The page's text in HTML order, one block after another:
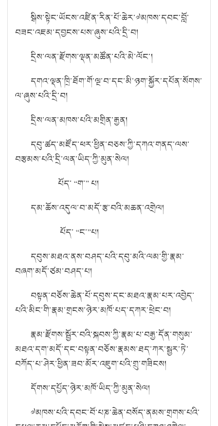
སྒིས་སྟེང་ཡོངས་འཛིན་རིན་པོ་ཆེར་༧མཁས་དབང་བློ་
བཟང་འཇམ་དབྱངས་པས་ཞུས་པའི་དྲི་བ།
དྲིས་ལན་རྫོགས་ལྡན་མཚོན་པའི་མེ་ལོང་།
དགའ་ལྡན་ཁྲི་ཐོག་གོ་ལྔ་བ་དང་མི་ཉག་སྐྱོར་དཔོན་སོགས་
ལ་ཞུས་པའི་དྲི་བ།
དྲིས་ལན་མཁས་པའི་མགྲིན་རྒྱན།
དབུ་ཚད་མཛོད་ཕར་ཕྱིན་བཅས་ཀྱི་དཀའ་གནད་ལས་
བརྩམས་པའི་དྲི་ལན་ཡིད་ཀྱི་མུན་སེལ།
པོད་ “ག་” པ།
དམ་ཆོས་འདུལ་བ་མདོ་རྩ་བའི་མཆན་འགྲེལ།
པོད་ “ང་”པ།
དབུས་མཐའ་ནས་བཤད་པའི་དབུ་མའི་ལམ་གྱི་རྣམ་
བཞག་མདོ་ཙམ་བཤད་པ།
བསྟན་བཅོས་ཆེན་པོ་དབུས་དང་མཐའ་རྣམ་པར་འབྱེད་
པའི་མིང་གི་རྣམ་གྲངས་ཉེར་མཁོ་པད་དཀར་ཕྲེང་བ།
རྣམ་རྫོགས་སྦྱོར་བའི་སྐབས་ཀྱི་རྣམ་པ་བརྒྱ་དོན་གསུམ་
མཐའ་དག་མདོ་དང་བསྟན་བཅོས་རྣམས་ཐད་ཀར་སྦྱར་ཏེ་
བཀོད་པ་ཤེར་ཕྱིན་ཟབ་མོར་འཇུག་པའི་གྲུ་གཟིངས།
དོགས་དཔྱོད་ཉེར་མཁོ་ཡིད་ཀྱི་མུན་སེལ།
༧མཁས་པའི་དབང་བོ་པཎ་ཆེན་བསོད་ནམས་གྲགས་པའི་